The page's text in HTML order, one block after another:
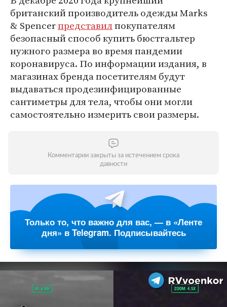
британский производитель одежды Marks
& Spencerпредставилпокупателям
безопасный способ купить бюстгальтер
нужного размера во время пандемии
коронавируса. По информации издания, в
магазинах бренда посетителям будут
выдаваться продезинфицированные
сантиметры для тела, чтобы они могли
самостоятельно измерить свои размеры.
Комментарии закрыты за истечением срока
давности
Только то, что важно для вас, — в «Ленте
дня» в Telegram. Подписывайтесь